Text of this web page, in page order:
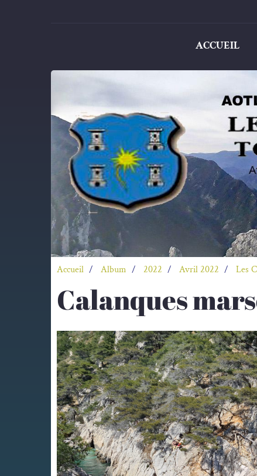
ACCUEIL
Accueil Album 2022 Avril 2022 Les
Calanques